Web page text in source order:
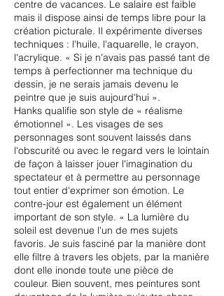
centre de vacances. Le salaire est faible
mais il dispose ainsi de temps libre pour la
création picturale. Il expérimente diverses
techniques : l'huile, l'aquarelle, le crayon,
l'acrylique. « Si je n'avais pas passé tant de
temps à perfectionner ma technique du
dessin, je ne serais jamais devenu le
peintre que je suis aujourd'hui ».
Hanks qualifie son style de « réalisme
émotionnel ». Les visages de ses
personnages sont souvent laissés dans
l'obscurité ou avec le regard vers le lointain
de façon à laisser jouer l'imagination du
spectateur et à permettre au personnage
tout entier d'exprimer son émotion. Le
contre-jour est également un élément
important de son style. « La lumière du
soleil est devenue l'un de mes sujets
favoris. Je suis fasciné par la manière dont
elle filtre à travers les objets, par la manière
dont elle inonde toute une pièce de
couleur. Bien souvent, mes peintures sont